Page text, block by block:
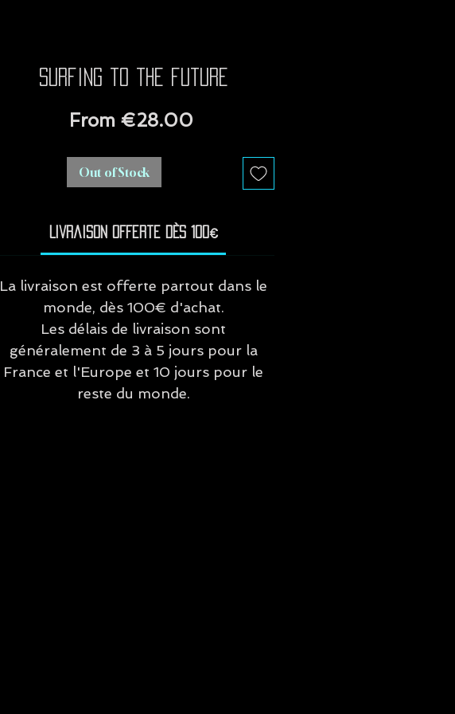
Surfing to the future
From €28.00
Out of Stock
Livraison offerte dès 100€
La livraison est offerte partout dans le
monde, dès 100€ d'achat.
Les délais de livraison sont
généralement de 3 à 5 jours pour la
France et l'Europe et 10 jours pour le
reste du monde.